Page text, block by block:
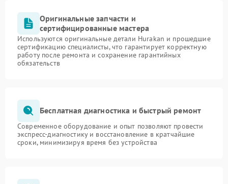
Оригинальные запчасти и
сертифицированные мастера
Используются оригинальные детали Hurakan и прошедшие
сертификацию специалисты, что гарантирует корректную
работу после ремонта и сохранение гарантийных
обязательств
Бесплатная диагностика и быстрый ремонт
Современное оборудование и опыт позволяют провести
экспресс-диагностику и восстановление в кратчайшие
сроки, минимизируя время без устройства